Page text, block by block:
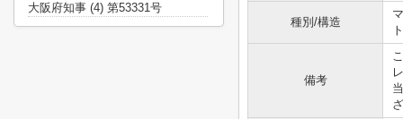
種別/構造
ト
備考
大阪府知事 (4) 第53331号